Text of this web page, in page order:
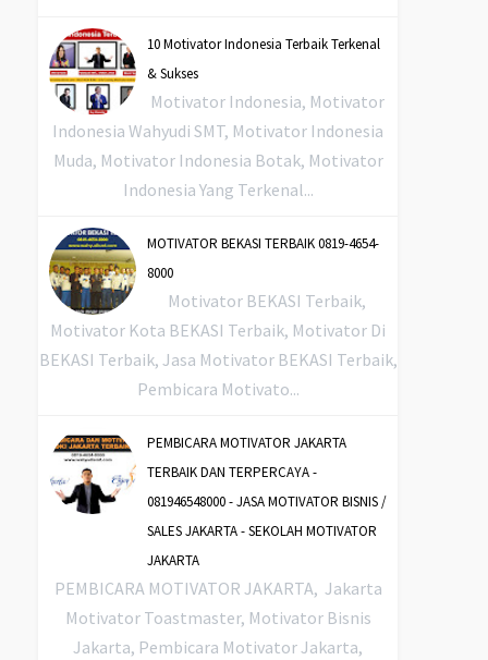
10 Motivator Indonesia Terbaik Terkenal
& Sukses
Motivator Indonesia, Motivator
Indonesia Wahyudi SMT, Motivator Indonesia
Muda, Motivator Indonesia Botak, Motivator
Indonesia Yang Terkenal...
MOTIVATOR BEKASI TERBAIK 0819-4654-
8000
Motivator BEKASI Terbaik,
Motivator Kota BEKASI Terbaik, Motivator Di
BEKASI Terbaik, Jasa Motivator BEKASI Terbaik,
Pembicara Motivato...
PEMBICARA MOTIVATOR JAKARTA
TERBAIK DAN TERPERCAYA -
081946548000 - JASA MOTIVATOR BISNIS /
SALES JAKARTA - SEKOLAH MOTIVATOR
JAKARTA
PEMBICARA MOTIVATOR JAKARTA, Jakarta
Motivator Toastmaster, Motivator Bisnis
Jakarta, Pembicara Motivator Jakarta,